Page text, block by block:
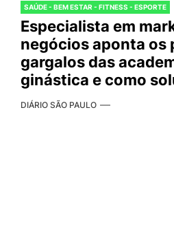
SAÚDE - BEM ESTAR - FITNESS - ESPORTE
Especialista em
negócios aponta os
gargalos das
ginástica e como
DIÁRIO SÃO PAULO